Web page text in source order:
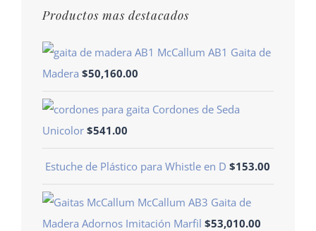
Productos mas destacados
McCallum AB1 Gaita de
Madera $50,160.00
Cordones de Seda
Unicolor $541.00
Estuche de Plástico para Whistle en D $153.00
McCallum AB3 Gaita de
Madera Adornos Imitación Marfil $53,010.00